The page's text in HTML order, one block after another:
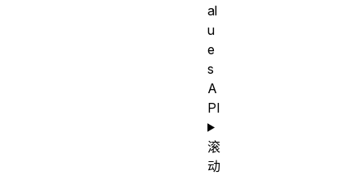
al
u
e
s
A
PI
滚
动